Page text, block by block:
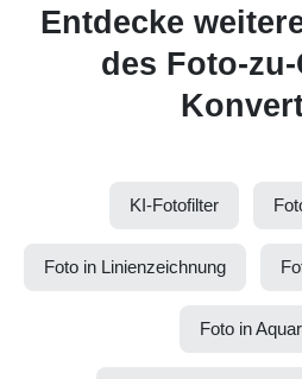
Entdecke
des Foto-
KI-Fotofilter
Foto in Linienzeichnung
Foto in